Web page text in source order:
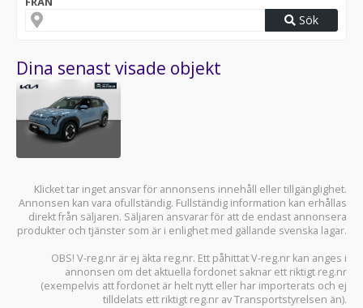
Sök
Dina senast visade objekt
Klicket tar inget ansvar för annonsens innehåll eller tillgänglighet.
Annonsen kan vara ofullständig. Fullständig information kan erhållas
direkt från säljaren. Säljaren ansvarar för att de endast annonsera
produkter och tjänster som är i enlighet med gällande svenska lagar.
OBS! V-reg.nr är ej äkta reg.nr. Ett påhittat V-reg.nr kan anges i
annonsen om det aktuella fordonet saknar ett riktigt reg.nr
(exempelvis att fordonet är helt nytt eller har importerats och ej
tilldelats ett riktigt reg.nr av Transportstyrelsen än).